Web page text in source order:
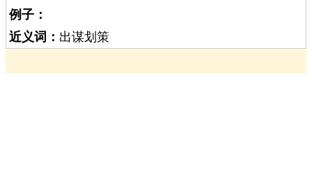
例子：
近义词： 出谋划策